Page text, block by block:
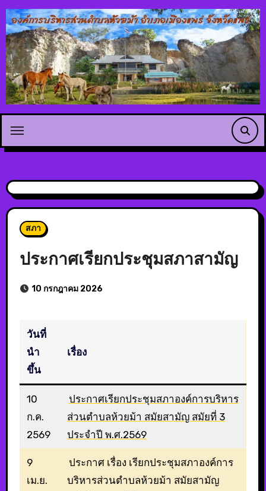
สภา
ประกาศเรียกประชุมสภาสามัญ
10 กรกฎาคม 2026
วันที่
นำ
ขึ้น
เรื่อง
10
ก.ค.
2569
ประกาศเรียกประชุมสภาองค์การบริหาร
ส่วนตำบลห้วยม้า สมัยสามัญ สมัยที่ 3
ประจำปี พ.ศ.2569
9
เม.ย.
ประกาศ เรื่อง เรียกประชุมสภาองค์การ
บริหารส่วนตำบลห้วยม้า สมัยสามัญ